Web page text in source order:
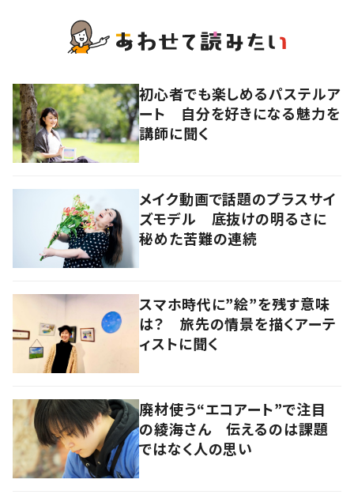
初心者でも楽しめるパステルア
ート 自分を好きになる魅力を
講師に聞く
メイク動画で話題のプラスサイ
ズモデル 底抜けの明るさに
秘めた苦難の連続
スマホ時代に”絵”を残す意味
は？ 旅先の情景を描くアーテ
ィストに聞く
廃材使う“エコアート”で注目
の綾海さん 伝えるのは課題
ではなく人の思い